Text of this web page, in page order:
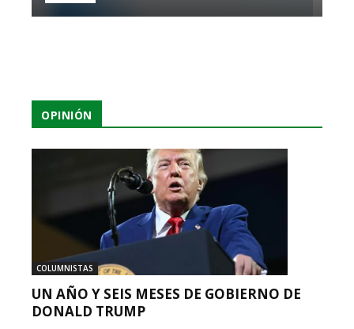
OPINIÓN
COLUMNISTAS
UN AÑO Y SEIS MESES DE GOBIERNO DE
DONALD TRUMP